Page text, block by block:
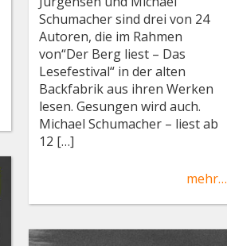
Schumacher sind drei von 24
Autoren, die im Rahmen
von“Der Berg liest – Das
Lesefestival“ in der alten
Backfabrik aus ihren Werken
lesen. Gesungen wird auch.
Michael Schumacher – liest ab
12 […]
mehr…